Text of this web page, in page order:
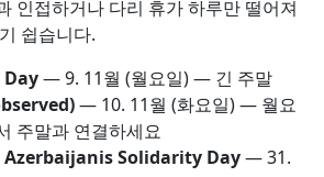
인접하거나 다리 휴가 하루만 떨어져
쉽습니다.
—9. 11월 (월요일) — 긴 주말
— 10. 11월 (화요일) — 월요
주말과 연결하세요
Solidarity Day—31.